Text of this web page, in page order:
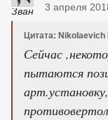
3 апреля
Цитата: Nikolaevich I
Сейчас
пытаются